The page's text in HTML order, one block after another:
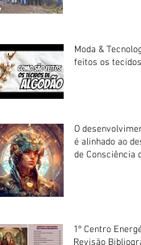
Moda &
feitos os
O
é alinhado ao
de Consciência
1º Centro
Revisão